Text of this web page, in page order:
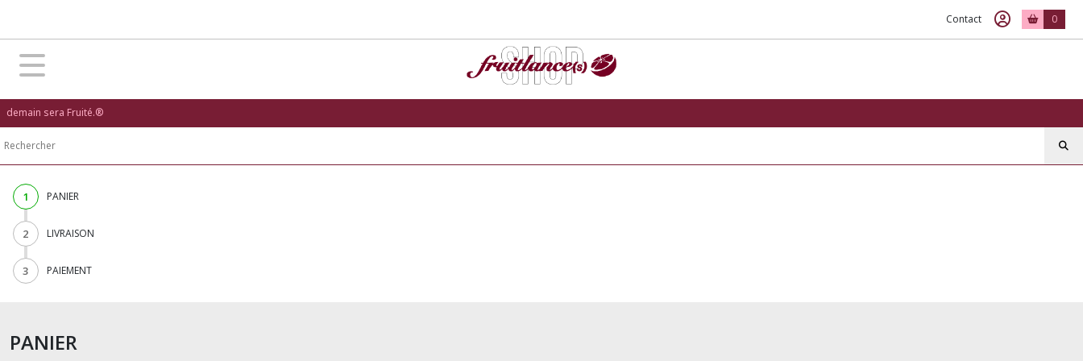
Contact 0
demain sera Fruité.®
1 PANIER
2 LIVRAISON
3 PAIEMENT
PANIER